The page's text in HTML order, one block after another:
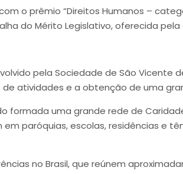
o prêmio “Direitos Humanos –
do Mérito Legislativo, oferecida
pela Sociedade de São Vicente
atividades e a obtenção de uma
formada uma grande rede de
em paróquias, escolas, residências e
no Brasil, que reúnem